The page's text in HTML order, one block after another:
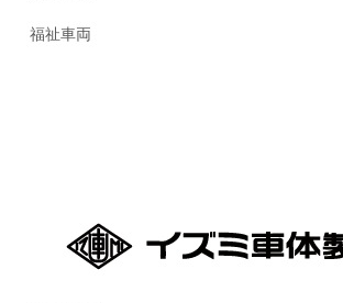
福祉車両